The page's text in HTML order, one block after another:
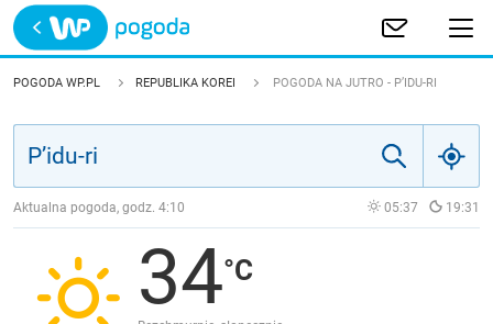
Trwa ładowanie
POLSKA
JAKOŚĆ POWIETRZA
POGODA WP.PL REPUBLIKA KOREI POGODA NA JUTRO - P’IDU-RI
Aktualna pogoda, godz. 4:10 05:37 19:31
34